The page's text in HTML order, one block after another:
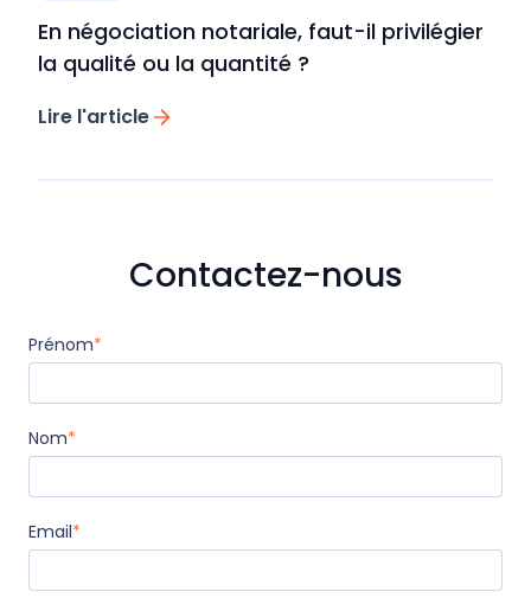
En négociation notariale, faut-il privilégier
la qualité ou la quantité ?
Lire l'article
Contactez-nous
Prénom*
Nom*
Email*